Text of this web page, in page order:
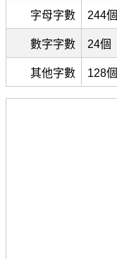
字母字數 244個
數字字數 24個
其他字數 128個